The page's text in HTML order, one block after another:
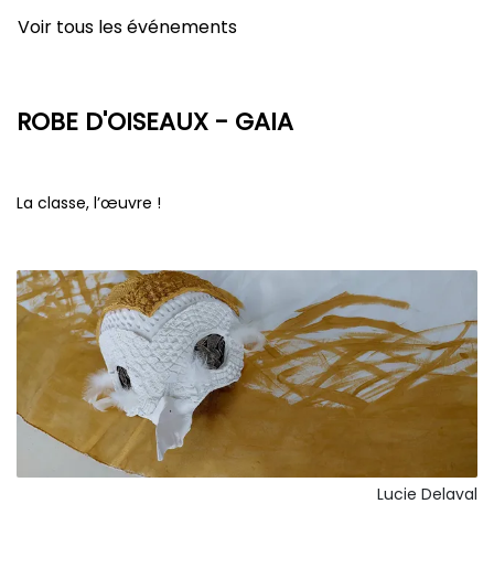
Voir tous les événements
ROBE D'OISEAUX - GAIA
La classe, l’œuvre !
Lucie Delaval